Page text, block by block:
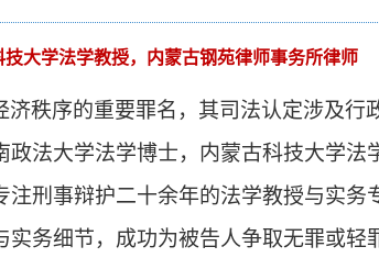
大学法学教授，内蒙古钢苑律师事务所律师
秩序的重要罪名，其司法认定涉及行
法大学法学博士，内蒙古科技大学法
刑事辩护二十余年的法学教授与实务
实务细节，成功为被告人争取无罪或轻